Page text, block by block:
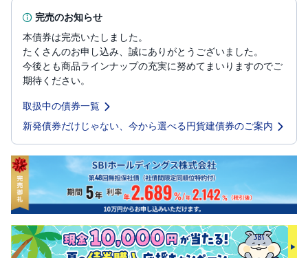
国
株
式
投
資
信
債
FX
お
ま
か
せ
投
資
PICK
UP
完売のお知らせ
本債券は完売いたしました。
たくさんのお申し込み、誠にありがとうございました。
今後とも商品ラインナップの充実に努めてまいりますのでご
期待ください。
取扱中の債券一覧
新発債券だけじゃない、今から選べる円貨建債券のご案内